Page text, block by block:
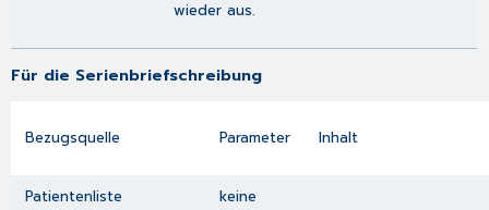
wieder aus.
Für die Serienbriefschreibung
Bezugsquelle Parameter Inhalt
Patientenliste keine